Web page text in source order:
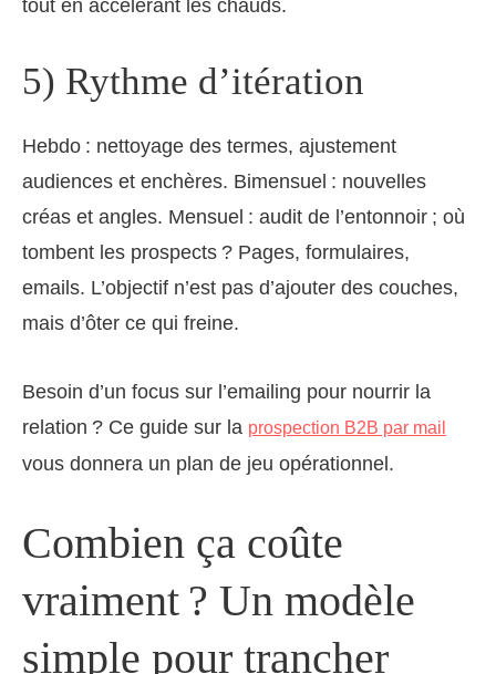
tout en accélérant les chauds.
5) Rythme d’itération
Hebdo : nettoyage des termes, ajustement
audiences et enchères. Bimensuel : nouvelles
créas et angles. Mensuel : audit de l’entonnoir ; où
tombent les prospects ? Pages, formulaires,
emails. L’objectif n’est pas d’ajouter des couches,
mais d’ôter ce qui freine.
Besoin d’un focus sur l’emailing pour nourrir la
relation ? Ce guide sur la prospection B2B par mail
vous donnera un plan de jeu opérationnel.
Combien ça coûte
vraiment ? Un modèle
simple pour trancher